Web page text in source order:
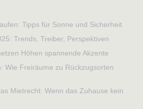
Tipps für Sonne und Sicherheit
Trends, Treiber, Perspektiven
Höhen spannende Akzente
Wie Freiräume zu Rückzugsorten
Mietrecht: Wenn das Zuhause kein